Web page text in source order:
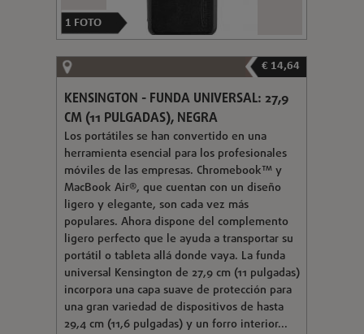
1 FOTO
€ 14,64
KENSINGTON - FUNDA UNIVERSAL: 27,9
CM (11 PULGADAS), NEGRA
Los portátiles se han convertido en una
herramienta esencial para los profesionales
móviles de las empresas. Chromebook™ y
MacBook Air®, que cuentan con un diseño
ligero y elegante, son cada vez más
populares. Ahora dispone del complemento
ligero perfecto que le ayuda a transportar su
portátil o tableta allá donde vaya. La funda
universal Kensington de 27,9 cm (11 pulgadas)
incorpora una capa suave de protección para
una gran variedad de dispositivos de hasta
29,4 cm (11,6 pulgadas) y un forro interior...